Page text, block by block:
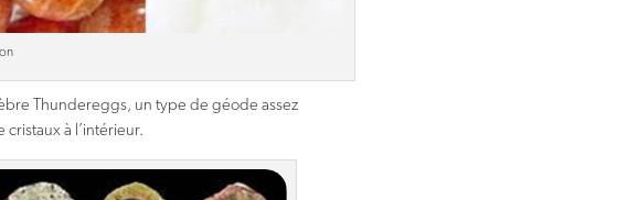
Thundereggs, un type de géode assez
à l’intérieur.